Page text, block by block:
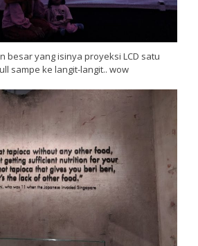
besar yang isinya proyeksi LCD satu
sampe ke langit-langit.. wow